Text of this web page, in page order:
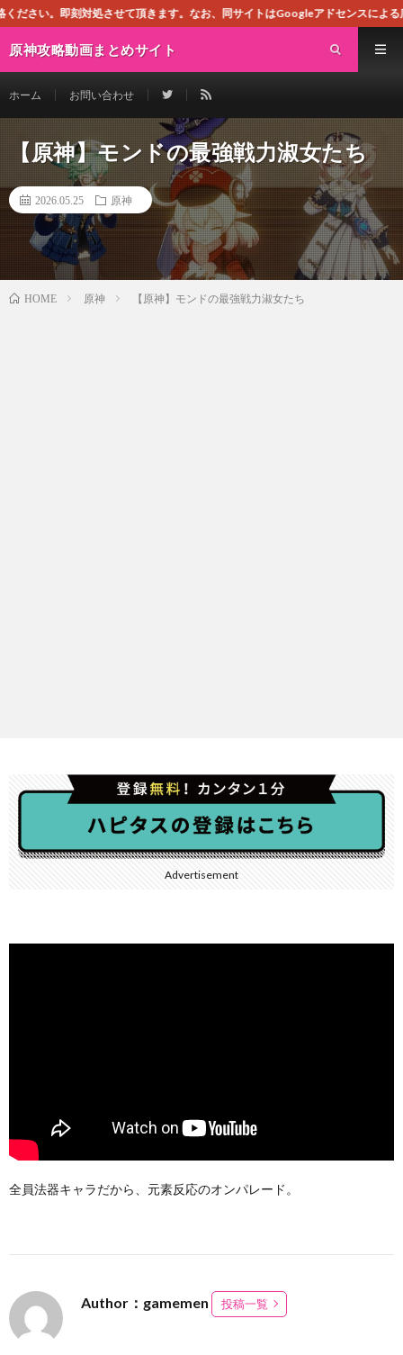
対処させて頂きます。なお、同サイトはGoogleアドセンスによる広告を掲載し
原神攻略動画まとめサイト
ホーム お問い合わせ
【原神】モンドの最強戦力淑女たち
2026.05.25 原神
HOME 原神 【原神】モンドの最強戦力淑女たち
Advertisement
全員法器キャラだから、元素反応のオンパレード。
Author：gamemen 投稿一覧